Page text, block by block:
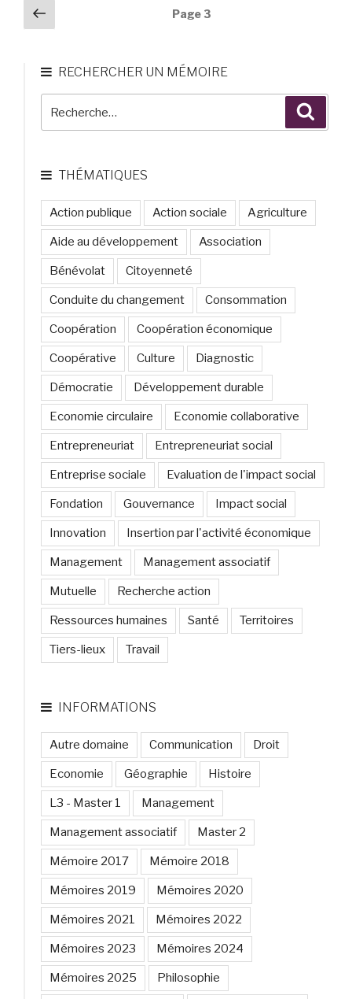
l’exemple
For
The
de
contribution
? »
Navigation
desprécédente
Page3
RECHERCHER UN MÉMOIRE
THÉMATIQUES
Action publique Action sociale Agriculture
Aide au développement Association
Bénévolat Citoyenneté
Conduite du changement Consommation
Coopération Coopération économique
Coopérative Culture Diagnostic
Démocratie Développement durable
Economie circulaire Economie collaborative
Entrepreneuriat Entrepreneuriat social
Entreprise sociale Evaluation de l'impact social
Fondation Gouvernance Impact social
Innovation Insertion par l'activité économique
Management Management associatif
Mutuelle Recherche action
Ressources humaines Santé Territoires
Tiers-lieux Travail
INFORMATIONS
Autre domaine Communication Droit
Economie Géographie Histoire
L3 - Master 1 Management
Management associatif Master 2
Mémoire 2017 Mémoire 2018
Mémoires 2019 Mémoires 2020
Mémoires 2021 Mémoires 2022
Mémoires 2023 Mémoires 2024
Mémoires 2025 Philosophie